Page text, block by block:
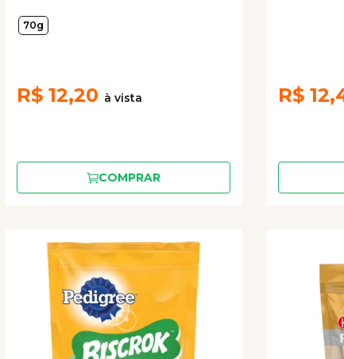
70g
R$ 12,20
COMPRAR
R$